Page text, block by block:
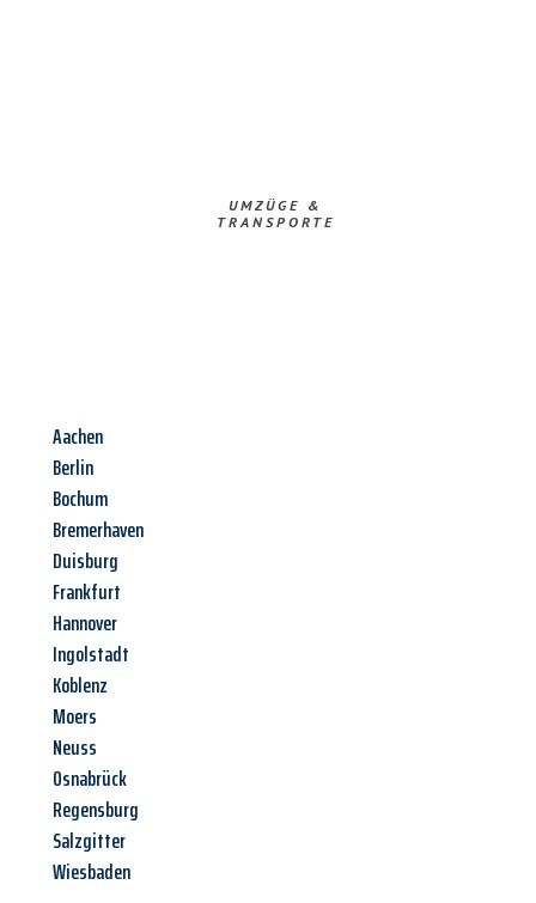
UMZÜGE &
TRANSPORTE
Aachen
Berlin
Bochum
Bremerhaven
Duisburg
Frankfurt
Hannover
Ingolstadt
Koblenz
Moers
Neuss
Osnabrück
Regensburg
Salzgitter
Wiesbaden